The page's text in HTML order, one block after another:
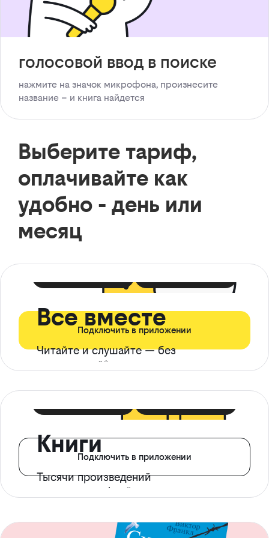
голосовой ввод в поиске
нажмите на значок микрофона, произнесите
название – и книга найдется
Выберите тариф,
оплачивайте как
удобно - день или
месяц
Все вместе
Читайте и слушайте — без
ограничений*
Подключить в приложении
Книги
Тысячи произведений
с доступом офлайн
Подключить в приложении